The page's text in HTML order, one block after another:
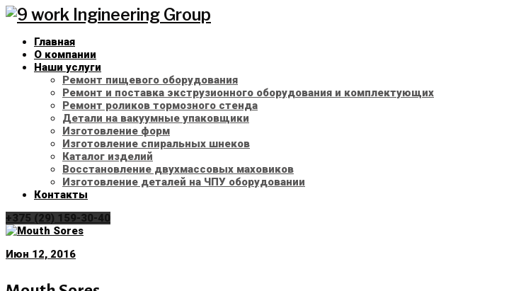
Skip
contentГлавная
О компании
Наши услуги
Ремонт пищевого оборудования
Ремонт и поставка экструзионного оборудования и комплектующих
Ремонт роликов тормозного стенда
Детали на вакуумные упаковщики
Изготовление форм
Изготовление спиральных шнеков
Каталог изделий
Восстановление двухмассовых маховиков
Изготовление деталей на ЧПУ оборудовании
Контакты
+375 (29) 159-30-40
Рубрика:
Июн 12, 2016